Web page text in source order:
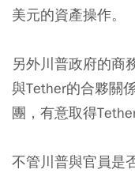
美元的資產操作。
另外川普政府的商
與Tether的合夥關
團，有意取得
不管川普與官員是